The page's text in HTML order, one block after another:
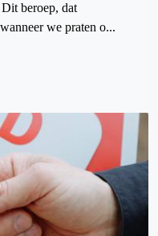
beroep, dat
we praten o...